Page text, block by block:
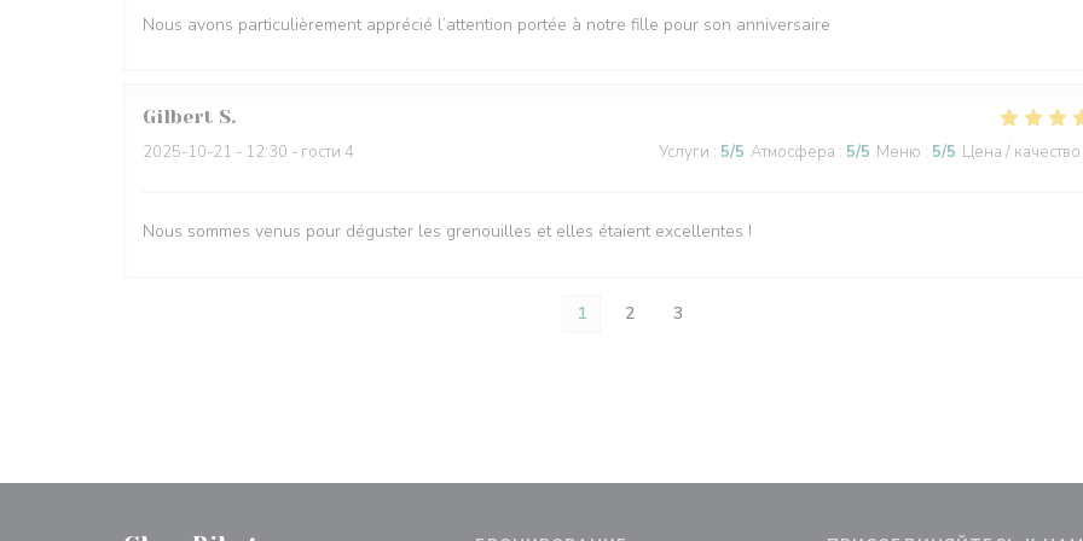
Nous avons particulièrement apprécié l’attention portée à notre fille pour son anniversaire
Gilbert S
2025-10-21 - 12:30 - гости 4 Услуги : 5/5 Атмосфера : 5/5 Меню : 5/5 Цена / качество
Nous sommes venus pour déguster les grenouilles et elles étaient excellentes !
1 2 3